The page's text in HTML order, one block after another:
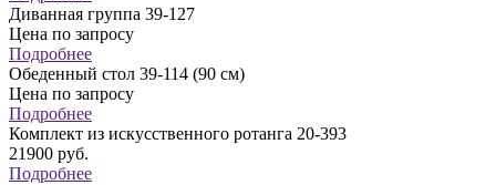
Диванная группа 39-127
Цена по запросу
Подробнее
Обеденный стол 39-114 (90 см)
Цена по запросу
Подробнее
Комплект из искусственного ротанга 20-393
21900 руб.
Подробнее